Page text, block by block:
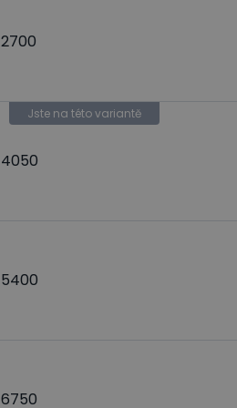
2700
Jste na této variantě
4050
5400
6750